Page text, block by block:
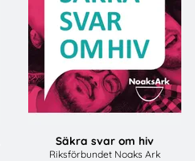
Säkra svar om hiv
Riksförbundet Noaks Ark